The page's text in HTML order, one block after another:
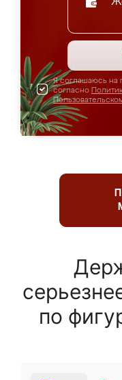
Я соглашаюсь на
согласно
по